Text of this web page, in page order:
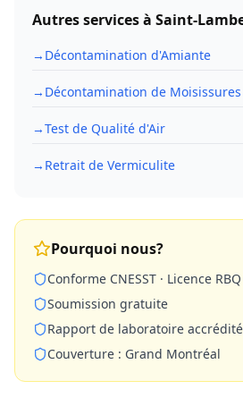
Autres services à Saint-
→ Décontamination d'Amiante
→ Décontamination de Moisissures
→Test de Qualité d'Air
→ Retrait de Vermiculite
Pourquoi nous?
Conforme CNESST · Licence
Soumission gratuite
Rapport de laboratoire accrédité
Couverture : Grand Montréal